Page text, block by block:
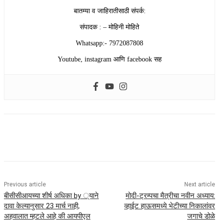
बातम्या व जाहिरातीसाठी संपर्क:
संपादक : – मोहिनी मोहिते
Whatsapp:- 7972087808
Youtube, instagram आणि facebook सह
Previous article
बीसीसीआयच्या शीर्ष अधिका by ्याने
दावा केल्यानुसार 23 मार्च नाही,
अहवालात म्हटले आहे की आयपीएल
Next article
मोदी-ट्रम्पचा मैत्रीचा नवीन अध्याय:
व्हाईट हाऊसमध्ये भेटीच्या निकालांवर
जगाचे डोळे